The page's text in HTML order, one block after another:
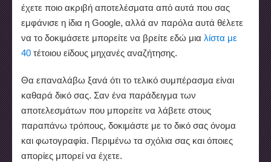
έχετε ποιο ακριβή αποτελέσματα από αυτά που σας
εμφάνισε η ίδια η Google, αλλά αν παρόλα αυτά θέλετε
να το δοκιμάσετε μπορείτε να βρείτε εδώ μια λίστα με
40 τέτοιου είδους μηχανές αναζήτησης.
Θα επαναλάβω ξανά ότι το τελικό συμπέρασμα είναι
καθαρά δικό σας. Σαν ένα παράδειγμα των
αποτελεσμάτων που μπορείτε να λάβετε στους
παραπάνω τρόπους, δοκιμάστε με το δικό σας όνομα
και φωτογραφία. Περιμένω τα σχόλια σας και όποιες
απορίες μπορεί να έχετε.